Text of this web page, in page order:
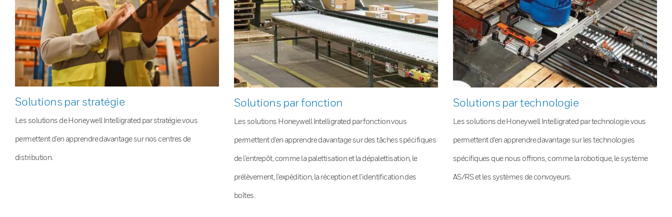
Solutions par stratégie
Les solutions de Honeywell Intelligrated par stratégie vous
permettent d’en apprendre davantage sur nos centres de
distribution.
Solutions par fonction
Les solutions Honeywell Intelligrated par fonction vous
permettent d’en apprendre davantage sur des tâches spécifiques
de l’entrepôt, comme la palettisation et la dépalettisation, le
prélèvement, l’expédition, la réception et l’identification des
boîtes.
Solutions par technologie
Les solutions de Honeywell Intelligrated par technologie vous
permettent d’en apprendre davantage sur les technologies
spécifiques que nous offrons, comme la robotique, le système
AS/RS et les systèmes de convoyeurs.